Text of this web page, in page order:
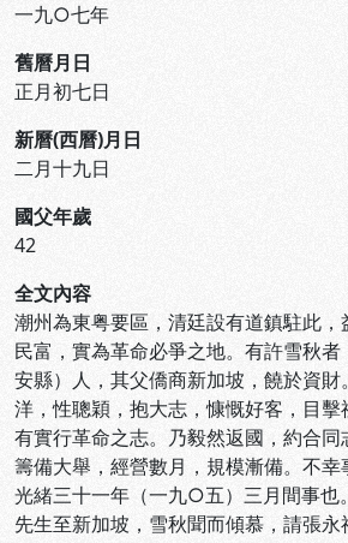
一九○七年
舊曆月日
正月初七日
新曆(西曆)月日
二月十九日
國父年歲
42
全文內容
潮州為東粤要區，清廷設有道鎮駐此
民富，實為革命必爭之地。有許雪秋
安縣）人，其父僑商新加坡，饒於資
洋，性聰穎，抱大志，慷慨好客，目
有實行革命之志。乃毅然返國，約合同
籌備大舉，經營數月，規模漸備。不
光緒三十一年（一九○五）三月間事也
先生至新加坡，雪秋聞而傾慕，請張